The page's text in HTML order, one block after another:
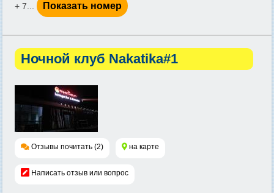
+ 7...
Показать номер
Ночной клуб Nakatika#1
Отзывы почитать (2) на карте
Написать отзыв или вопрос